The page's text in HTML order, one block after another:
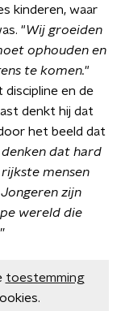
kinderen, waar
"Wij groeiden
ophouden en
te komen."
en de
denkt hij dat
het beeld dat
denken dat hard
mensen
zijn
wereld die
”
toestemming